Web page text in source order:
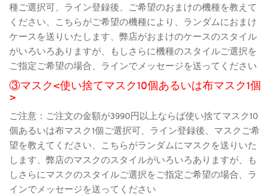
種ご選択可、ライン登録後、ご希望のおまけの機種を教えて
ください、こちらがご希望の機種により、ランダムにおまけ
ケースを送りいたします、弊店がおまけのケースのスタイル
がいろいろありますが、もしさらに機種のスタイルご選択を
ご指定ご希望の場合、ラインでメッセージを送ってください
③マスク<使い捨てマスク10個あるいは布マスク1個
>
ご注意：ご注文の金額が3990円以上ならば使い捨てマスク10
個あるいは布マスク1個ご選択可、ライン登録後、マスクご希
望を教えてください、こちらがランダムにマスクを送りいた
します、弊店のマスクのスタイルがいろいろありますが、も
しさらにマスクのスタイルご選択をご指定ご希望の場合、ラ
インでメッセージを送ってください